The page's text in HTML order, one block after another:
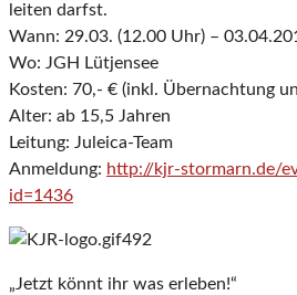
leiten darfst.
Wann: 29.03. (12.00 Uhr) –
Wo: JGH Lütjensee
Kosten: 70,- € (inkl. Übernachtung
Alter: ab 15,5 Jahren
Leitung: Juleica-Team
Anmeldung: http://kjr-stormarn.de/
id=1436
„Jetzt könnt ihr was erleben!“